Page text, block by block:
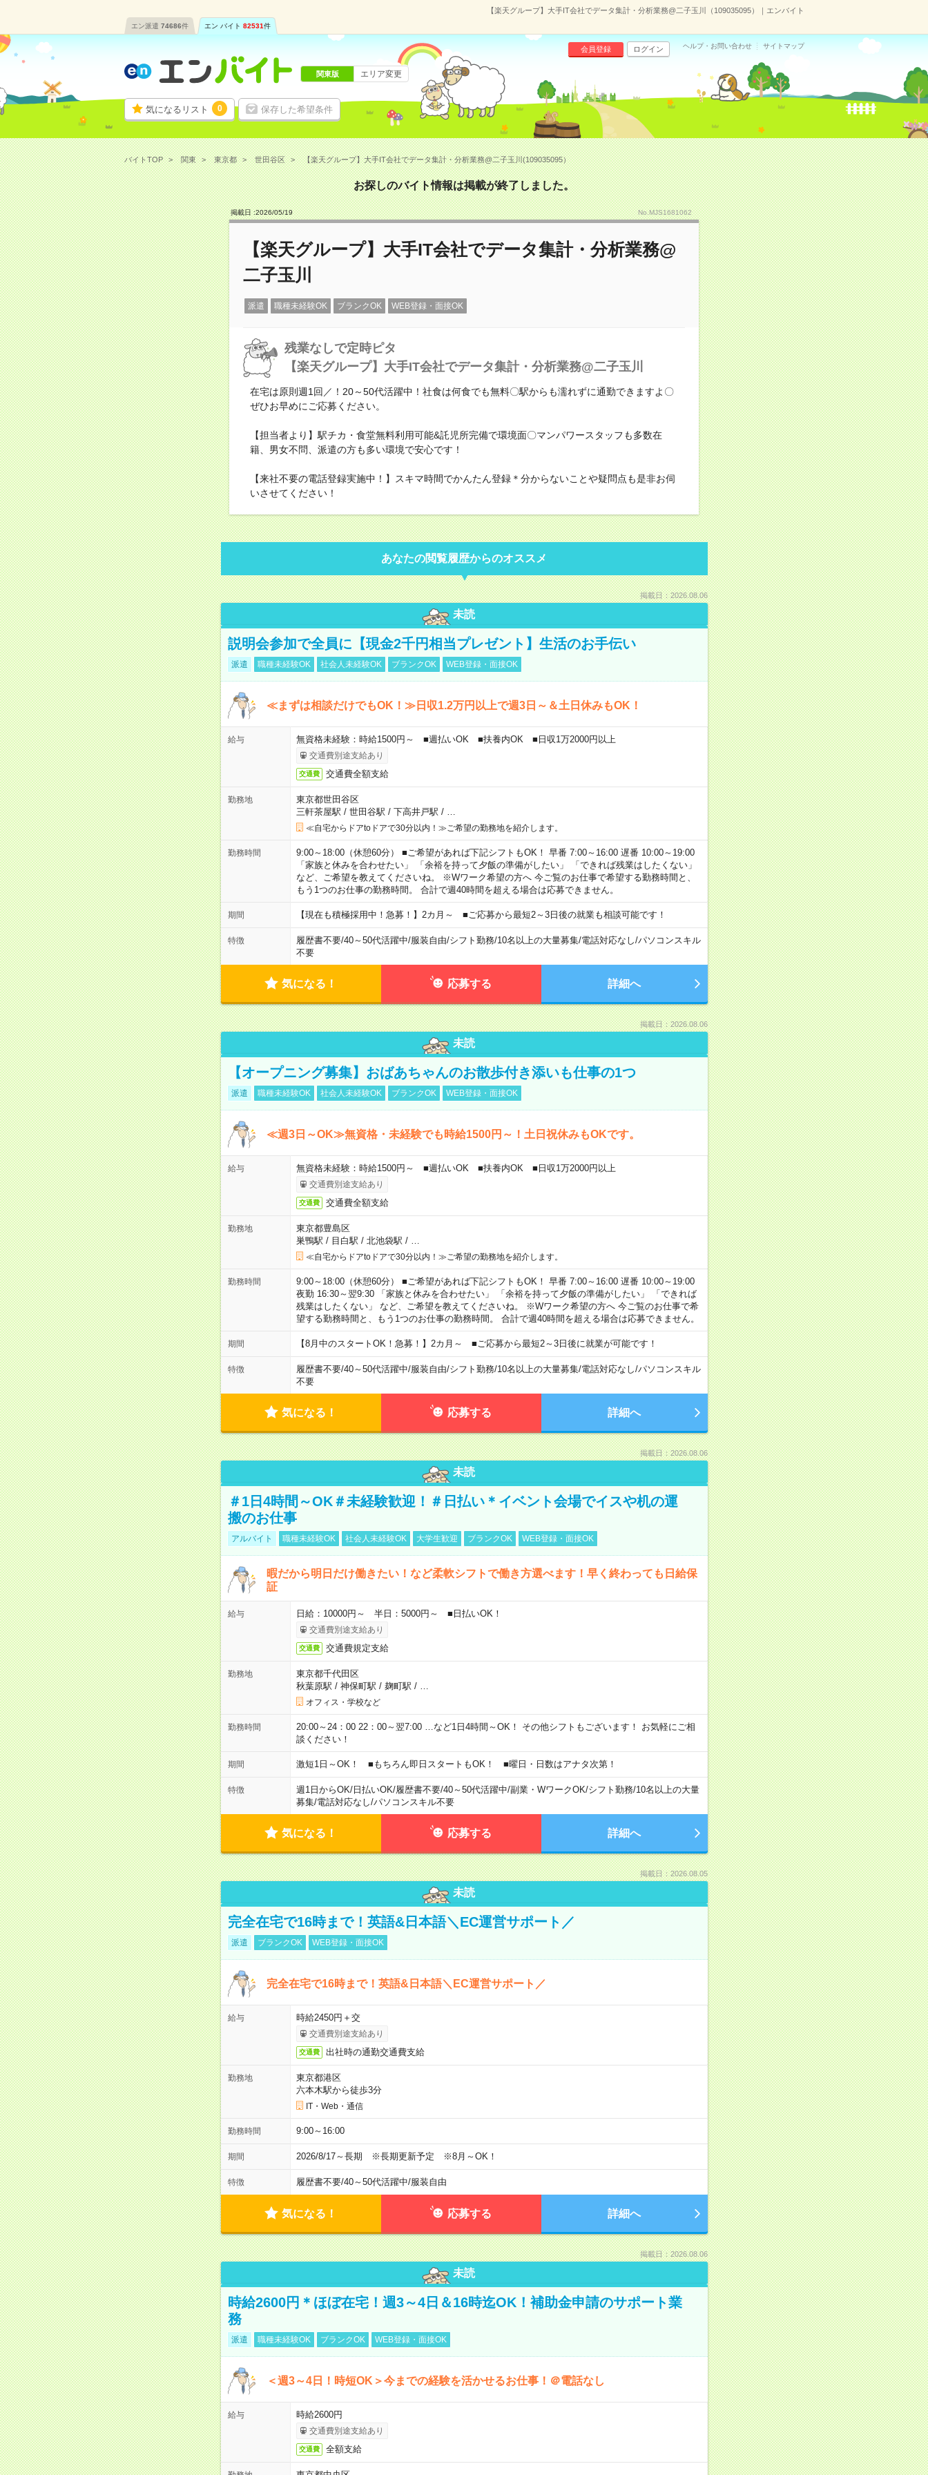
【楽天グループ】大手IT会社でデータ集計・分析業務@二子玉川（109035095）｜エンバイト
エン派遣 74686件 エン バイト 82531件
気になるリスト 0 保存した希望条件
会員登録 ログイン ヘルプ・お問い合わせ サイトマップ
関東版 エリア変更
バイトTOP 関東 東京都 世田谷区 【楽天グループ】大手IT会社でデータ集計・分析業務@二子玉川(109035095）
お探しのバイト情報は掲載が終了しました。
掲載日 :2026/05/19 No.MJS1681062
【楽天グループ】大手IT会社でデータ集計・分析業務@
二子玉川
派遣 職種未経験OK ブランクOK WEB登録・面接OK
残業なしで定時ピタ
【楽天グループ】大手IT会社でデータ集計・分析業務@二子玉川
在宅は原則週1回／！20～50代活躍中！社食は何食でも無料〇駅からも濡れずに通勤できますよ〇
ぜひお早めにご応募ください。
【担当者より】駅チカ・食堂無料利用可能&託児所完備で環境面〇マンパワースタッフも多数在
籍、男女不問、派遣の方も多い環境で安心です！
【来社不要の電話登録実施中！】スキマ時間でかんたん登録＊分からないことや疑問点も是非お伺
いさせてください！
あなたの閲覧履歴からのオススメ
掲載日：2026.08.06
未読
説明会参加で全員に【現金2千円相当プレゼント】生活のお手伝い
派遣 職種未経験OK 社会人未経験OK ブランクOK WEB登録・面接OK
≪まずは相談だけでもOK！≫日収1.2万円以上で週3日～＆土日休みもOK！
給与 無資格未経験：時給1500円～ ■週払いOK ■扶養内OK ■日収1万2000円以上
交通費別途支給あり
交通費 交通費全額支給
勤務地
東京都世田谷区
三軒茶屋駅 / 世田谷駅 / 下高井戸駅 /
≪自宅からドアtoドアで30分以内！≫ご希望の勤務地を紹介します。
勤務時間
9:00～18:00（休憩60分） ■ご希望があれば下記シフトもOK！ 早番 7:00～16:00 遅番 10:00～19:00
「家族と休みを合わせたい」 「余裕を持って夕飯の準備がしたい」 「できれば残業はしたくない」
など、ご希望を教えてくださいね。 ※Wワーク希望の方へ 今ご覧のお仕事で希望する勤務時間と、
もう1つのお仕事の勤務時間。 合計で週40時間を超える場合は応募できません。
期間 【現在も積極採用中！急募！】2カ月～ ■ご応募から最短2～3日後の就業も相談可能です！
特徴 履歴書不要/40～50代活躍中/服装自由/シフト勤務/10名以上の大量募集/電話対応なし/パソコンスキル
不要
気になる！ 応募する 詳細へ
掲載日：2026.08.06
未読
【オープニング募集】おばあちゃんのお散歩付き添いも仕事の1つ
派遣 職種未経験OK 社会人未経験OK ブランクOK WEB登録・面接OK
≪週3日～OK≫無資格・未経験でも時給1500円～！土日祝休みもOKです。
給与 無資格未経験：時給1500円～ ■週払いOK ■扶養内OK ■日収1万2000円以上
交通費別途支給あり
交通費 交通費全額支給
勤務地
東京都豊島区
巣鴨駅 / 目白駅 / 北池袋駅 /
≪自宅からドアtoドアで30分以内！≫ご希望の勤務地を紹介します。
勤務時間
9:00～18:00（休憩60分） ■ご希望があれば下記シフトもOK！ 早番 7:00～16:00 遅番 10:00～19:00
夜勤 16:30～翌9:30 「家族と休みを合わせたい」 「余裕を持って夕飯の準備がしたい」 「できれば
残業はしたくない」 など、ご希望を教えてくださいね。 ※Wワーク希望の方へ 今ご覧のお仕事で希
望する勤務時間と、もう1つのお仕事の勤務時間。 合計で週40時間を超える場合は応募できません。
期間 【8月中のスタートOK！急募！】2カ月～ ■ご応募から最短2～3日後に就業が可能です！
特徴 履歴書不要/40～50代活躍中/服装自由/シフト勤務/10名以上の大量募集/電話対応なし/パソコンスキル
不要
気になる！ 応募する 詳細へ
掲載日：2026.08.06
未読
＃1日4時間～OK＃未経験歓迎！＃日払い＊イベント会場でイスや机の運
搬のお仕事
アルバイト 職種未経験OK 社会人未経験OK 大学生歓迎 ブランクOK WEB登録・面接OK
暇だから明日だけ働きたい！など柔軟シフトで働き方選べます！早く終わっても日給保
証
給与 日給：10000円～ 半日：5000円～ ■日払いOK！
交通費別途支給あり
交通費 交通費規定支給
勤務地
東京都千代田区
秋葉原駅 / 神保町駅 / 麹町駅 /
オフィス・学校など
勤務時間
20:00～24：00 22：00～翌7:00 …など1日4時間～OK！ その他シフトもございます！ お気軽にご相
談ください！
期間 激短1日～OK！ ■もちろん即日スタートもOK！ ■曜日・日数はアナタ次第！
特徴 週1日からOK/日払いOK/履歴書不要/40～50代活躍中/副業・WワークOK/シフト勤務/10名以上の大量
募集/電話対応なし/パソコンスキル不要
気になる！ 応募する 詳細へ
掲載日：2026.08.05
未読
完全在宅で16時まで！英語&日本語＼EC運営サポート／
派遣 ブランクOK WEB登録・面接OK
完全在宅で16時まで！英語&日本語＼EC運営サポート／
給与 時給2450円＋交
交通費別途支給あり
交通費 出社時の通勤交通費支給
勤務地
東京都港区
六本木駅から徒歩3分
IT・Web・通信
勤務時間 9:00～16:00
期間 2026/8/17～長期 ※長期更新予定 ※8月～OK！
特徴 履歴書不要/40～50代活躍中/服装自由
気になる！ 応募する 詳細へ
掲載日：2026.08.06
未読
時給2600円＊ほぼ在宅！週3～4日＆16時迄OK！補助金申請のサポート業
務
派遣 職種未経験OK ブランクOK WEB登録・面接OK
＜週3～4日！時短OK＞今までの経験を活かせるお仕事！＠電話なし
給与 時給2600円
交通費別途支給あり
交通費 全額支給